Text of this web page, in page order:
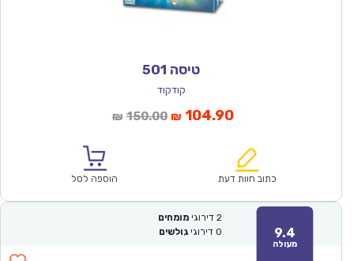
טיסה 501
קודקוד
₪ 150.00המחיר
₪150.00.
₪ 104.90המחיר
הוא:
כתוב חוות דעת הוספה לסל
9.4
מעולה
2 דירוגי מומחים
0 דירוגי גולשים